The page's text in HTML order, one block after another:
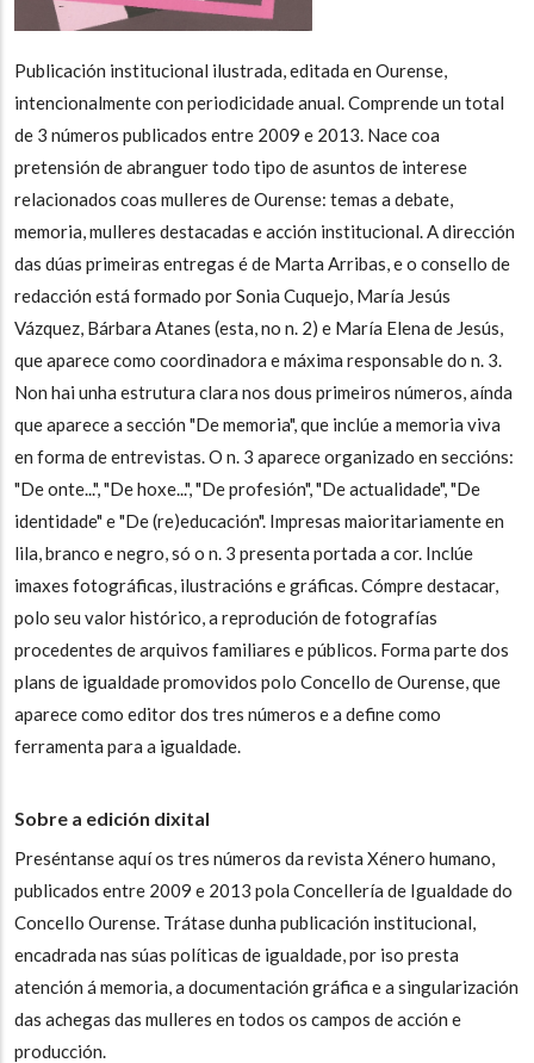
Publicación institucional ilustrada, editada en Ourense,
intencionalmente con periodicidade anual. Comprende un total
de 3 números publicados entre 2009 e 2013. Nace coa
pretensión de abranguer todo tipo de asuntos de interese
relacionados coas mulleres de Ourense: temas a debate,
memoria, mulleres destacadas e acción institucional. A dirección
das dúas primeiras entregas é de Marta Arribas, e o consello de
redacción está formado por Sonia Cuquejo, María Jesús
Vázquez, Bárbara Atanes (esta, no n. 2) e María Elena de Jesús,
que aparece como coordinadora e máxima responsable do n. 3.
Non hai unha estrutura clara nos dous primeiros números, aínda
que aparece a sección "De memoria", que inclúe a memoria viva
en forma de entrevistas. O n. 3 aparece organizado en seccións:
"De onte...", "De hoxe...", "De profesión", "De actualidade", "De
identidade" e "De (re)educación". Impresas maioritariamente en
lila, branco e negro, só o n. 3 presenta portada a cor. Inclúe
imaxes fotográficas, ilustracións e gráficas. Cómpre destacar,
polo seu valor histórico, a reprodución de fotografías
procedentes de arquivos familiares e públicos. Forma parte dos
plans de igualdade promovidos polo Concello de Ourense, que
aparece como editor dos tres números e a define como
ferramenta para a igualdade.
Sobre a edición dixital
Preséntanse aquí os tres números da revista Xénero humano,
publicados entre 2009 e 2013 pola Concellería de Igualdade do
Concello Ourense. Trátase dunha publicación institucional,
encadrada nas súas políticas de igualdade, por iso presta
atención á memoria, a documentación gráfica e a singularización
das achegas das mulleres en todos os campos de acción e
producción.